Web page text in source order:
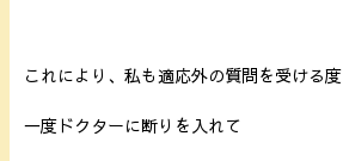
これにより、私も適応外の質問を受ける度
一度ドクターに断りを入れて